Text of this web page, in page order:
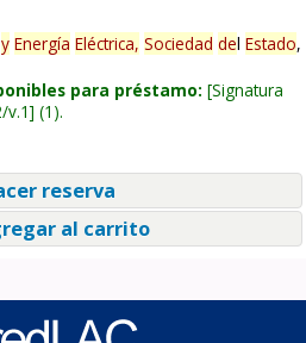
y Energía Eléctrica, Sociedad del Estado,
para préstamo: Signatura
v.1 (1).
reserva
al carrito